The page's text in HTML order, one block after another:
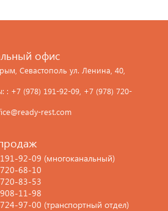
офис
Севастополь ул. Ленина, 40,
: +7 (978) 191-92-09, +7 (978) 720-
rest.com
92-09 (многоканальный)
68-10
83-53
11-98
97-00 (транспортный отдел)